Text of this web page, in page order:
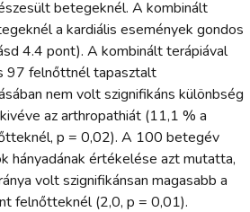
betegeknél. A kombinált
a kardiális események gondos
4.4 pont). A kombinált terápiával
97 felnőttnél tapasztalt
nem volt szignifikáns különbség
az arthropathiát (11,1 % a
p = 0,02). A 100 betegév
hányadának értékelése azt mutatta,
volt szignifikánsan magasabb a
felnőtteknél (2,0, p = 0,01).